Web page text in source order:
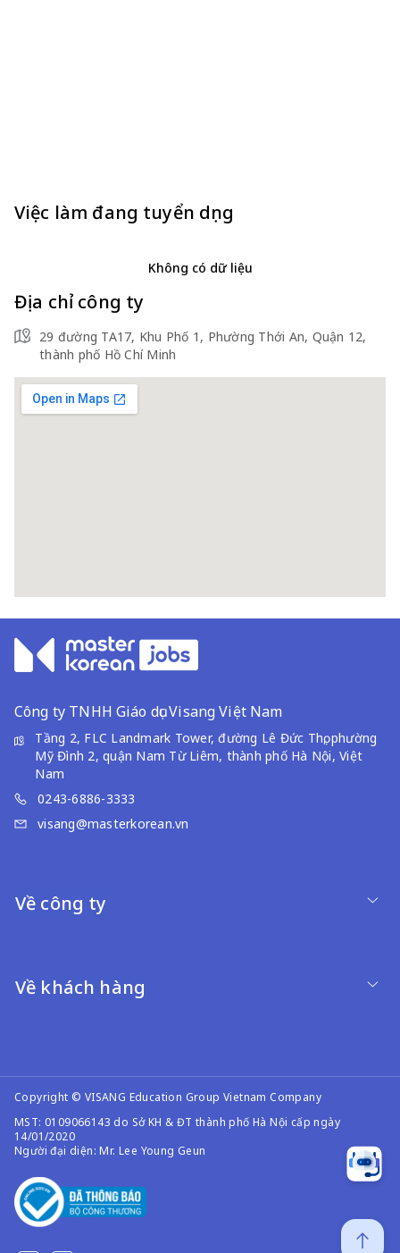
Việc làm đang tuyển dụng
Không có dữ liệu
Địa chỉ công ty
29 đường TA17, Khu Phố 1, Phường Thới An, Quận 12,
thành phố Hồ Chí Minh
Công ty TNHH Giáo dục Visang Việt Nam
Tầng 2, FLC Landmark Tower, đường Lê Đức Thọ, phường
Mỹ Đình 2, quận Nam Từ Liêm, thành phố Hà Nội, Việt
Nam
0243-6886-3333
visang@masterkorean.vn
Về công ty
Về khách hàng
Copyright © VISANG Education Group Vietnam Company
MST: 0109066143 do Sở KH & ĐT thành phố Hà Nội cấp ngày
14/01/2020
Người đại diện: Mr. Lee Young Geun